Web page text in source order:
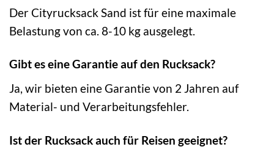
Der Cityrucksack Sand ist für eine maximale
Belastung von ca. 8-10 kg ausgelegt.
Gibt es eine Garantie auf den Rucksack?
Ja, wir bieten eine Garantie von 2 Jahren auf
Material- und Verarbeitungsfehler.
Ist der Rucksack auch für Reisen geeignet?